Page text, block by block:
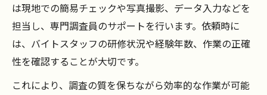
は現地での簡易チェックや写真撮影、データ入力などを
担当し、専門調査員のサポートを行います。依頼時に
は、バイトスタッフの研修状況や経験年数、作業の正確
性を確認することが大切です。
これにより、調査の質を保ちながら効率的な作業が可能